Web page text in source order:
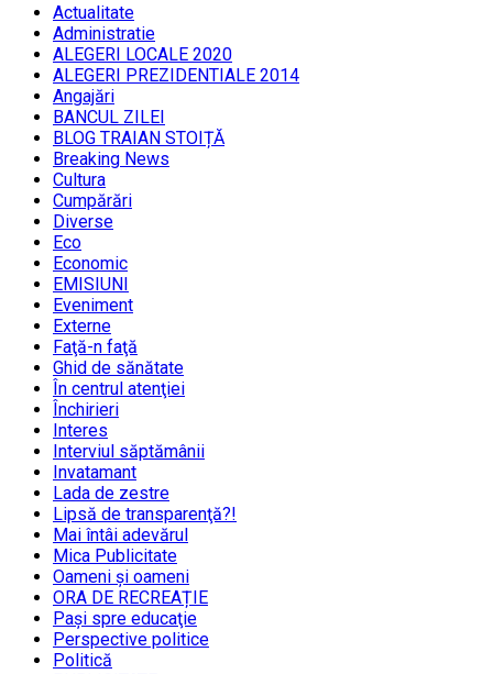
Actualitate
Administratie
ALEGERI LOCALE 2020
ALEGERI PREZIDENTIALE 2014
Angajări
BANCUL ZILEI
BLOG TRAIAN STOIȚĂ
Breaking News
Cultura
Cumpărări
Diverse
Eco
Economic
EMISIUNI
Eveniment
Externe
Faţă-n faţă
Ghid de sănătate
În centrul atenţiei
Închirieri
Interes
Interviul săptămânii
Invatamant
Lada de zestre
Lipsă de transparenţă?!
Mai întâi adevărul
Mica Publicitate
Oameni şi oameni
ORA DE RECREAȚIE
Paşi spre educaţie
Perspective politice
Politică